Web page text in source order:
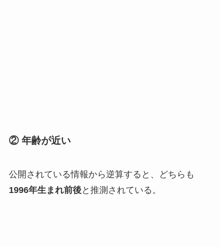
② 年齢が近い
公開されている情報から逆算すると、どちらも
1996年生まれ前後と推測されている。